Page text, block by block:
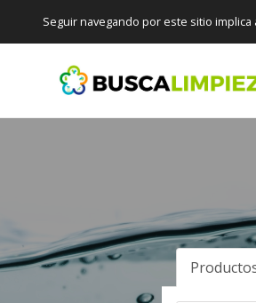
Seguir navegando por este sitio